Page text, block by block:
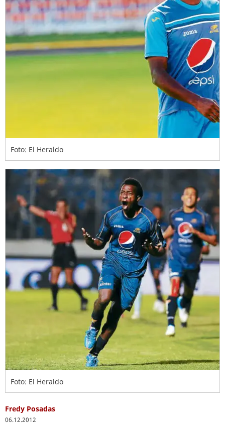
Foto: El Heraldo
Foto: El Heraldo
Fredy Posadas
06.12.2012